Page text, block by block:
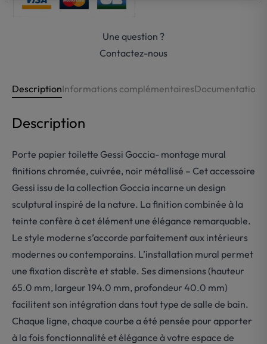
Une question ?
Contactez-nous
DescriptionInformations complémentairesDocumentations
Description
Porte papier toilette Gessi Goccia- montage mural
finitions chromée, cuivrée, noir métallisé – Cet accessoire
Gessi issu de la collection Goccia incarne un design
sculptural inspiré de la nature. La finition combinée à la
teinte confère à cet élément une élégance remarquable.
Le style moderne s’accorde parfaitement aux intérieurs
modernes ou contemporains. L’installation mural permet
une fixation discrète et stable. Ses dimensions (hauteur
65.0 mm, largeur 194.0 mm, profondeur 40.0 mm)
facilitent son intégration dans tout type de salle de bain.
Chaque ligne, chaque courbe a été pensée pour apporter
à la fois fonctionnalité et élégance à votre espace de